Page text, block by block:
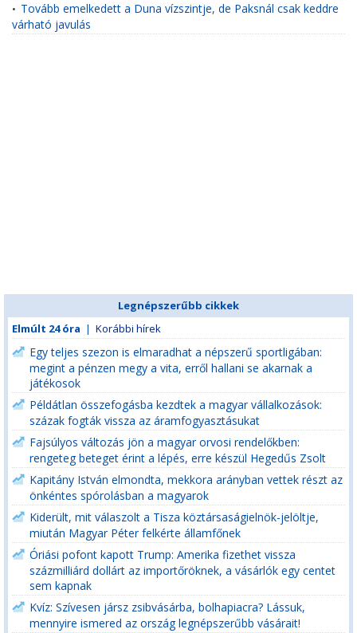
• Tovább emelkedett a Duna vízszintje, de Paksnál csak keddre
várható javulás
Legnépszerűbb cikkek
Elmúlt 24 óra | Korábbi hírek
Egy teljes szezon is elmaradhat a népszerű sportligában:
megint a pénzen megy a vita, erről hallani se akarnak a
játékosok
Példátlan összefogásba kezdtek a magyar vállalkozások:
százak fogták vissza az áramfogyasztásukat
Fajsúlyos változás jön a magyar orvosi rendelőkben:
rengeteg beteget érint a lépés, erre készül Hegedűs Zsolt
Kapitány István elmondta, mekkora arányban vettek részt az
önkéntes spórolásban a magyarok
Kiderült, mit válaszolt a Tisza köztársaságielnök-jelöltje,
miután Magyar Péter felkérte államfőnek
Óriási pofont kapott Trump: Amerika fizethet vissza
százmilliárd dollárt az importőröknek, a vásárlók egy centet
sem kapnak
Kvíz: Szívesen jársz zsibvásárba, bolhapiacra? Lássuk,
mennyire ismered az ország legnépszerűbb vásárait!